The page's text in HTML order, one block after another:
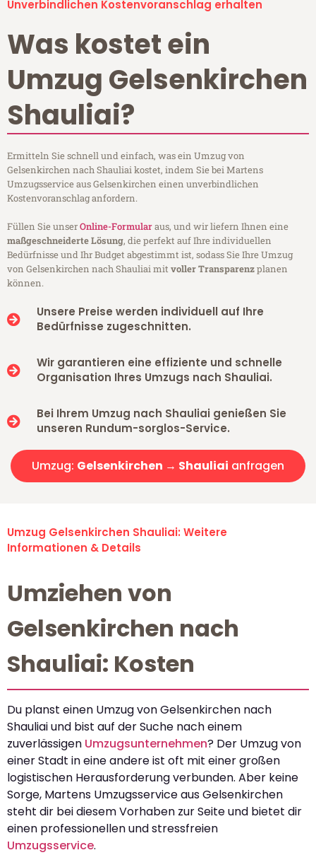
Unverbindlichen Kostenvoranschlag erhalten
Was kostet ein
Umzug Gelsenkirchen
Shauliai?
Ermitteln Sie schnell und einfach, was ein Umzug von
Gelsenkirchen nach Shauliai kostet, indem Sie bei Martens
Umzugsservice aus Gelsenkirchen einen unverbindlichen
Kostenvoranschlag anfordern.
Füllen Sie unserOnline-Formularaus, und wir liefern Ihnen eine
maßgeschneiderte Lösung, die perfekt auf Ihre individuellen
Bedürfnisse und Ihr Budget abgestimmt ist, sodass Sie Ihre Umzug
von Gelsenkirchen nach Shauliai mitvoller Transparenzplanen
können.
Unsere Preise werden individuell auf Ihre
Bedürfnisse zugeschnitten.
Wir garantieren eine effiziente und schnelle
Organisation Ihres Umzugs nach Shauliai.
Bei Ihrem Umzug nach Shauliai genießen Sie
unseren Rundum-sorglos-Service.
Umzug: Gelsenkirchen → Shauliai anfragen
Umzug Gelsenkirchen Shauliai: Weitere
Informationen & Details
Umziehen von
Gelsenkirchen nach
Shauliai: Kosten
Du planst einen Umzug von Gelsenkirchen nach
Shauliai und bist auf der Suche nach einem
zuverlässigen Umzugsunternehmen? Der Umzug von
einer Stadt in eine andere ist oft mit einer großen
logistischen Herausforderung verbunden. Aber keine
Sorge, Martens Umzugsservice aus Gelsenkirchen
steht dir bei diesem Vorhaben zur Seite und bietet dir
einen professionellen und stressfreien
Umzugsservice.